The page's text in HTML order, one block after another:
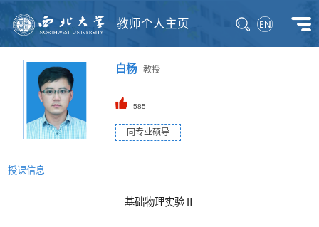
教师个人主页
白杨教授
585
同专业硕导
授课信息
基础物理实验Ⅱ